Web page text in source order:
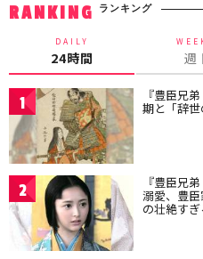
RANKING ランキング
DAILY
24時間 週
1 『豊臣兄
期と「辞
2 『豊臣兄
溺愛、豊
の壮絶す